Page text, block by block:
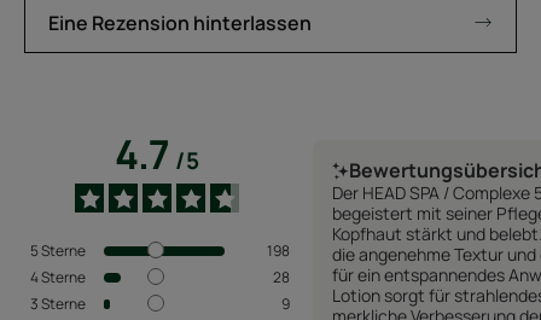
Eine Rezension hinterlassen
4.7/5
5Sterne
198
4Sterne
28
3Sterne
9
Der HEAD SPA / Complexe
begeistert mit seiner
Kopfhaut stärkt und
die angenehme Textur
für ein entspannendes
Lotion sorgt für